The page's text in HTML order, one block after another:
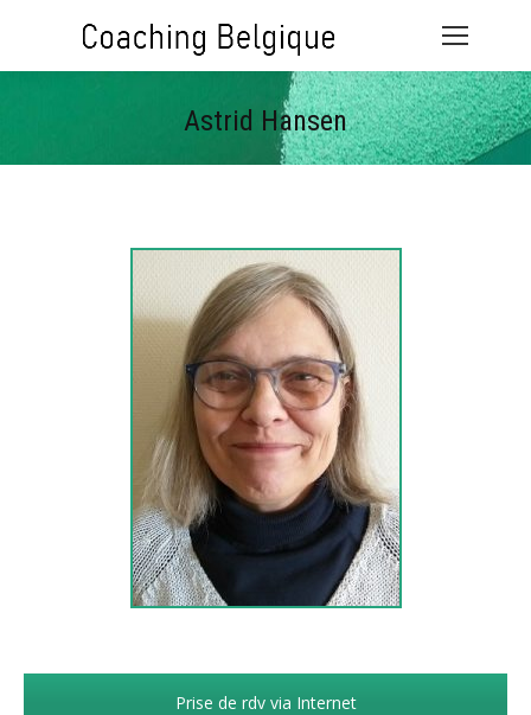
Astrid Hansen
Vous êtes ici :
Prise de rdv via Internet